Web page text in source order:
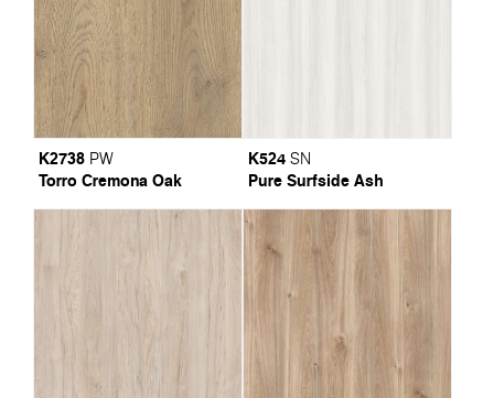
K2738 PW
Torro Cremona Oak
K524 SN
Pure Surfside Ash